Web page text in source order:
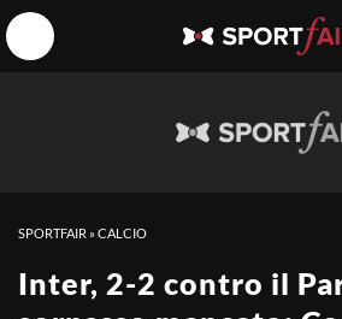
SPORTFAIR »CALCIO
Inter, 2-2 contro il